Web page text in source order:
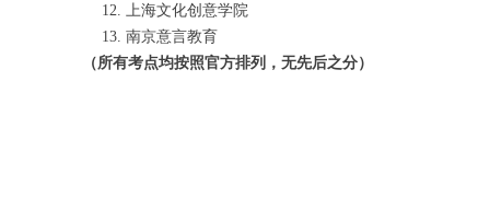
上海文化创意学院
南京意言教育
（所有考点均按照官方排列，无先后之分）